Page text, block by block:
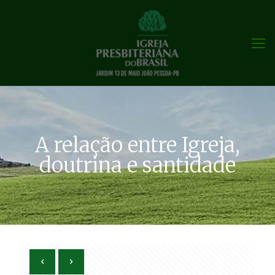
A relação entre Igreja,
doutrina e santidade